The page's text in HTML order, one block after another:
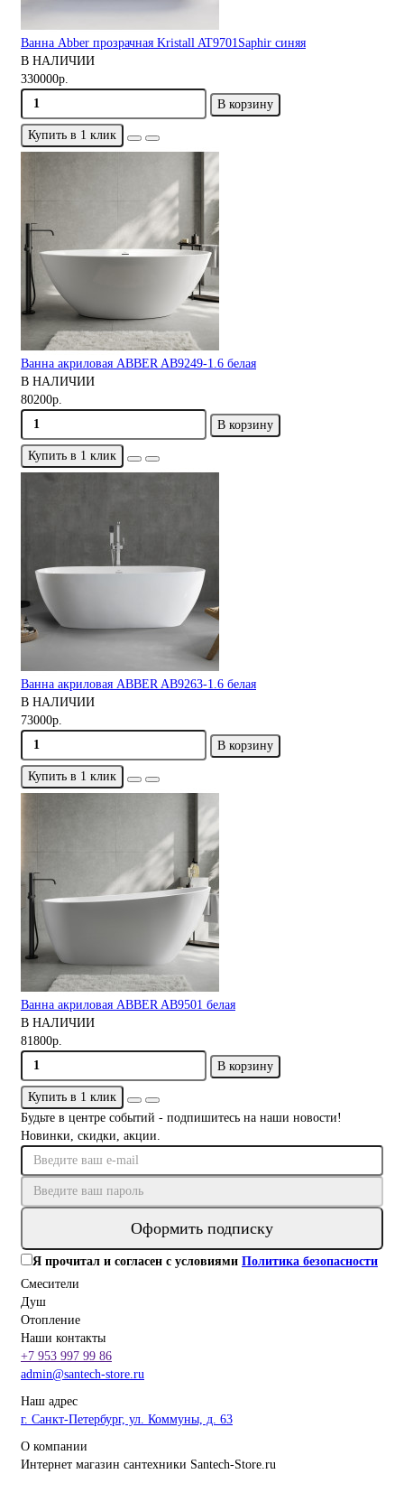
Ванна Abber прозрачная Kristall AT9701Saphir синяя
В НАЛИЧИИ
330000р.
В корзину
Купить в 1 клик
Ванна акриловая ABBER AB9249-1.6 белая
В НАЛИЧИИ
80200р.
В корзину
Купить в 1 клик
Ванна акриловая ABBER AB9263-1.6 белая
В НАЛИЧИИ
73000р.
В корзину
Купить в 1 клик
Ванна акриловая ABBER AB9501 белая
В НАЛИЧИИ
81800р.
В корзину
Купить в 1 клик
Будьте в центре событий - подпишитесь на наши новости!
Новинки, скидки, акции.
Оформить подписку
Я прочитал и согласен с условиями Политика безопасности
Смесители
Душ
Отопление
Наши контакты
+7 953 997 99 86
admin@santech-store.ru
Наш адрес
г. Санкт-Петербург, ул. Коммуны, д. 63
О компании
Интернет магазин сантехники Santech-Store.ru